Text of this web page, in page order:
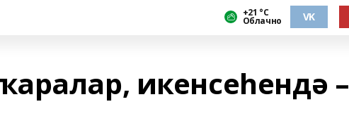
+21 °С
Облачно VK
икенсеһендә –